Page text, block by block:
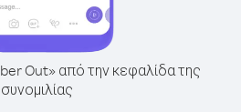
Out» από την κεφαλίδα της
συνομιλίας